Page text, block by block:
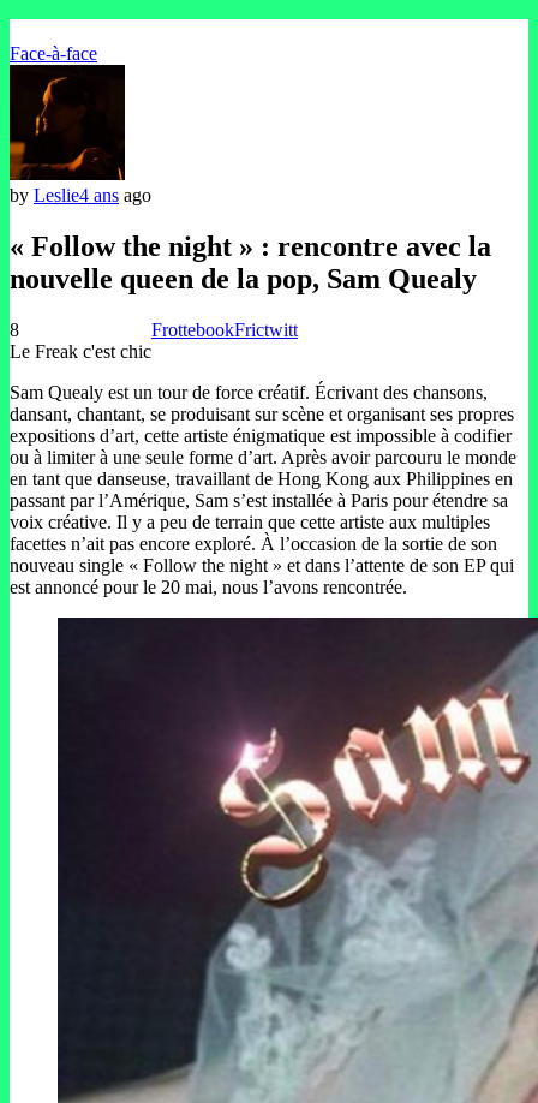
Face-à-face
by Leslie4 ans ago
« Follow the night » : rencontre avec la
nouvelle queen de la pop, Sam Quealy
8
Le Freak c'est chic
FrottebookFrictwitt
Sam Quealy est un tour de force créatif. Écrivant des chansons,
dansant, chantant, se produisant sur scène et organisant ses propres
expositions d’art, cette artiste énigmatique est impossible à codifier
ou à limiter à une seule forme d’art. Après avoir parcouru le monde
en tant que danseuse, travaillant de Hong Kong aux Philippines en
passant par l’Amérique, Sam s’est installée à Paris pour étendre sa
voix créative. Il y a peu de terrain que cette artiste aux multiples
facettes n’ait pas encore exploré. À l’occasion de la sortie de son
nouveau single « Follow the night » et dans l’attente de son EP qui
est annoncé pour le 20 mai, nous l’avons rencontrée.